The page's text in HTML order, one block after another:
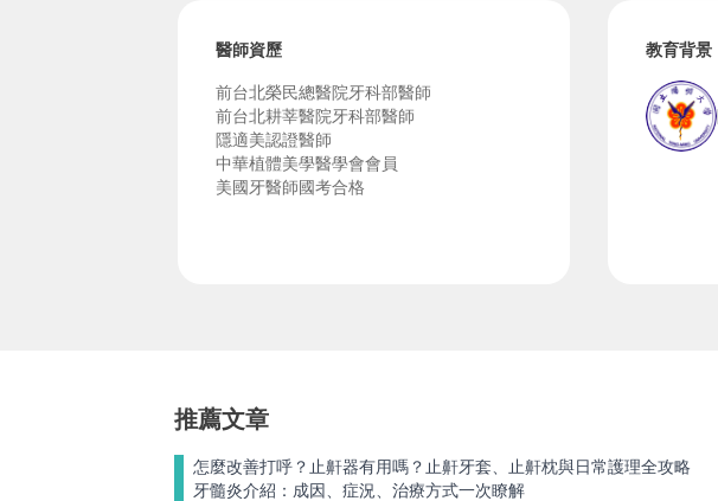
醫師資歷
前台北榮民總醫院牙科部醫師
前台北耕莘醫院牙科部醫師
隱適美認證醫師
中華植體美學醫學會會員
美國牙醫師國考合格
教育背景
推薦文章
怎麼改善打呼？止鼾器有用嗎？止鼾牙套、止鼾枕與日常護理全攻略
牙髓炎介紹：成因、症況、治療方式一次瞭解